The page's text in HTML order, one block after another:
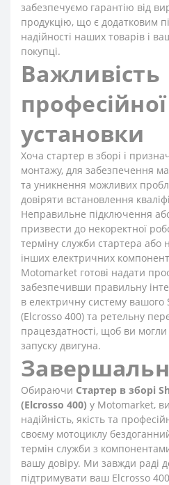
забезпечуємо гарантію від
продукцію, що є додатковим
надійності наших товарів і
покупці.
Важливість
професійної
установки
Хоча стартер в зборі і
монтажу, для забезпечення
та уникнення можливих
довіряти встановлення
Неправильне підключення
призвести до некоректної
терміну служби стартера або
інших електричних
Motomarket готові надати
забезпечивши правильну
в електричну систему вашого
(Elcrosso 400) та ретельну
працездатності, щоб ви
запуску двигуна.
Обираючи Стартер в зборі
(Elcrosso 400) у Motomarket,
надійність, якість та
своєму мотоциклу
термін служби з
вашу довіру. Ми завжди раді
підтримувати ваш Elcrosso